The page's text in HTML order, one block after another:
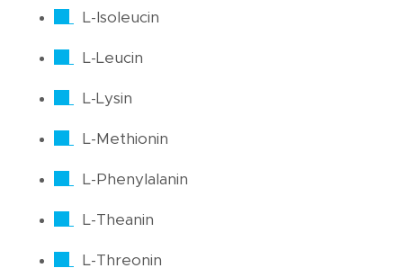
L-Isoleucin
L-Leucin
L-Lysin
L-Methionin
L-Phenylalanin
L-Theanin
L-Threonin